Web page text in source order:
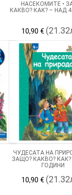
НАСЕКОМИТЕ •
КАКВО? КАК? – НАД
10,90 €
ЧУДЕСАТА НА
ЗАЩО? КАКВО?
ГОДИНИ
10,90 €